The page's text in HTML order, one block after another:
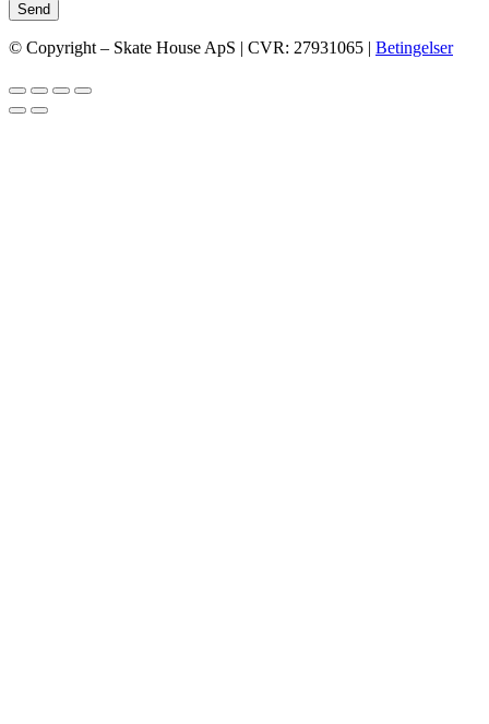
Send
© Copyright – Skate House ApS | CVR: 27931065 | Betingelser